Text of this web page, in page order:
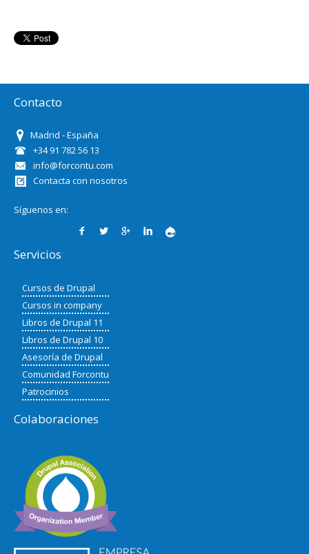
Contacto
Madrid - España
+34 91 782 56 13
info@forcontu.com
Contacta con nosotros
Síguenos en:
Servicios
Cursos de Drupal
Cursos in company
Libros de Drupal 11
Libros de Drupal 10
Asesoría de Drupal
Comunidad Forcontu
Patrocinios
Colaboraciones